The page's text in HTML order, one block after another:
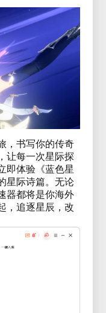
，书写你的传奇
让每一次星际探
即体验《蓝色星
星际诗篇。无论
器都将是你海外
，追逐星辰，改